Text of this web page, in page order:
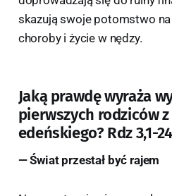
skazują swoje potomstwo
choroby i życie w nędzy.
Jaką prawdę wyraża
pierwszych rodziców
edeńskiego? Rdz 3,1-24
— Świat przestał być rajem